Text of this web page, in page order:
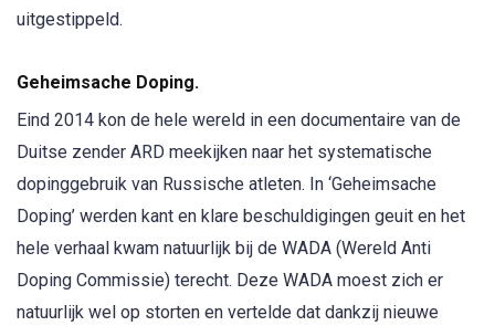
uitgestippeld.
Geheimsache Doping.
Eind 2014 kon de hele wereld in een documentaire van de
Duitse zender ARD meekijken naar het systematische
dopinggebruik van Russische atleten. In ‘Geheimsache
Doping’ werden kant en klare beschuldigingen geuit en het
hele verhaal kwam natuurlijk bij de WADA (Wereld Anti
Doping Commissie) terecht. Deze WADA moest zich er
natuurlijk wel op storten en vertelde dat dankzij nieuwe